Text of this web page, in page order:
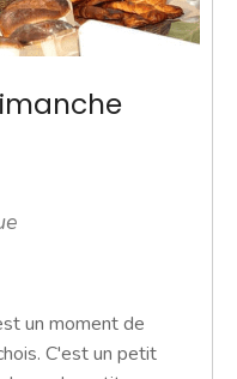
un moment de
C'est un petit